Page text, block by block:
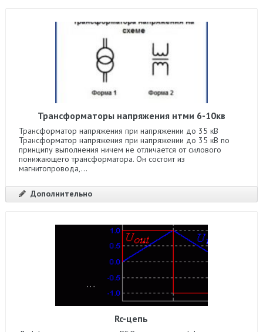
Трансформаторы напряжения нтми 6-10кв
Трансформатор напряжения при напряжении до 35 кВ
Трансформатор напряжения при напряжении до 35 кВ по
принципу выполнения ничем не отличается от силового
понижающего трансформатора. Он состоит из
магнитопровода,...
Дополнительно
Rc-цепь